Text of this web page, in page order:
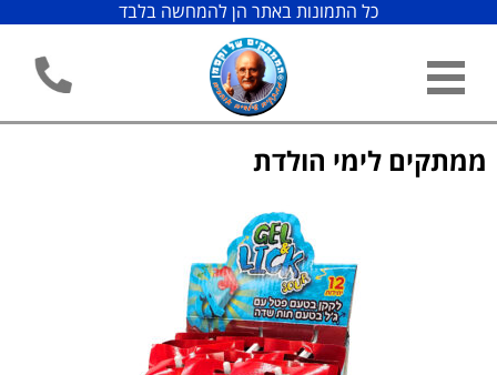
כל התמונות באתר הן להמחשה בלבד
ממתקים לימי הולדת